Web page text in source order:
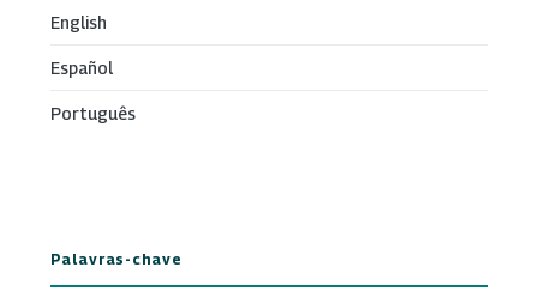
English
Español
Português
Palavras-chave